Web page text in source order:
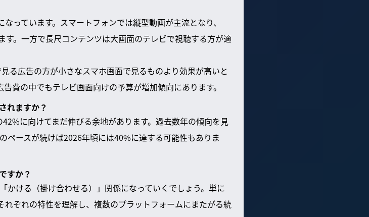
っています。スマートフォンでは縦型動画が主流となり、
。一方で長尺コンテンツは大画面のテレビで視聴する方が適
る広告の方が小さなスマホ画面で見るものより効果が高いと
費の中でもテレビ画面向けの予算が増加傾向にあります。
れますか？
に向けてまだ伸びる余地があります。過去数年の傾向を見
ペースが続けば2026年頃には40%に達する可能性もありま
すか？
かける（掛け合わせる）」関係になっていくでしょう。単に
ぞれの特性を理解し、複数のプラットフォームにまたがる統